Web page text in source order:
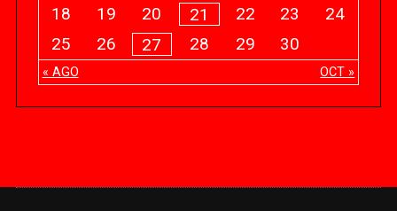
« AGO OCT »
18
19 20 21 22 23
24
25
26 27 28 29 30